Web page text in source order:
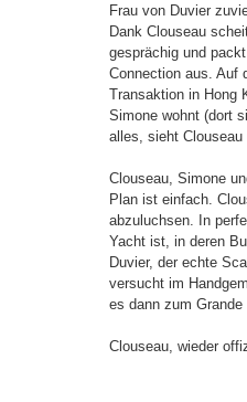
Frau von Duvier
Dank Clouseau
gesprächig und
Connection aus. Auf
Transaktion in Hong
Simone wohnt (dort
alles, sieht Clouseau
Clouseau, Simone
Plan ist einfach.
abzuluchsen. In
Yacht ist, in deren
Duvier, der echte
versucht im
es dann zum Grande
Clouseau, wieder